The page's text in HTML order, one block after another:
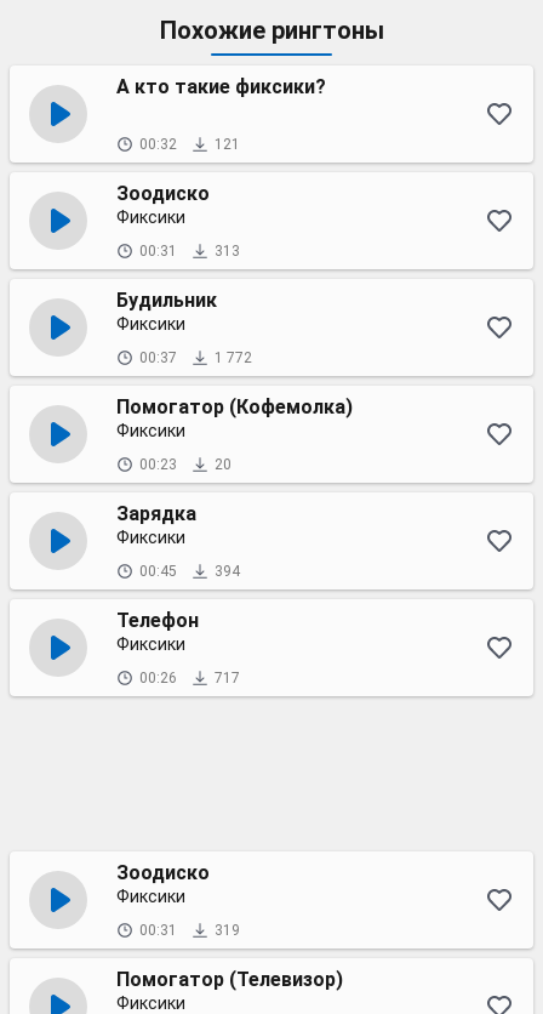
Похожие рингтоны
А кто такие фиксики?
00:32 121
Зоодиско
Фиксики
00:31 313
Будильник
Фиксики
00:37 1 772
Помогатор (Кофемолка)
Фиксики
00:23 20
Зарядка
Фиксики
00:45 394
Телефон
Фиксики
00:26 717
Зоодиско
Фиксики
00:31 319
Помогатор (Телевизор)
Фиксики